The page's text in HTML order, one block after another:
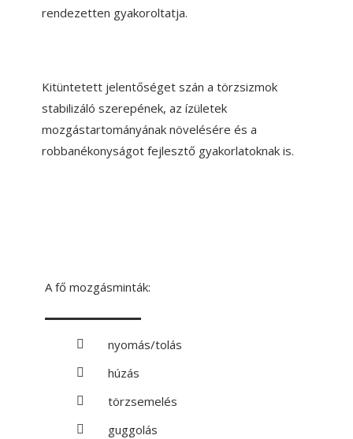
rendezetten gyakoroltatja.
Kitüntetett jelentőséget szán a törzsizmok
stabilizáló szerepének, az ízületek
mozgástartományának növelésére és a
robbanékonyságot fejlesztő gyakorlatoknak is.
A fő mozgásminták:
nyomás/tolás
húzás
törzsemelés
guggolás